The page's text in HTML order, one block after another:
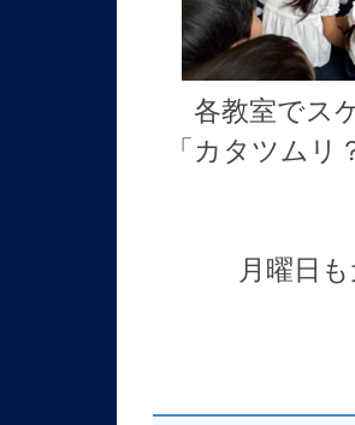
各教室でス
「カタツム
月曜日